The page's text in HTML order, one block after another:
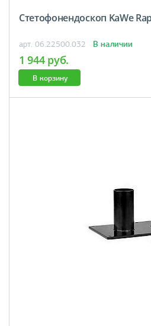
Стетофонендоскоп KaWe
арт. 06.22500.032 В наличии
1 944 руб.
В корзину